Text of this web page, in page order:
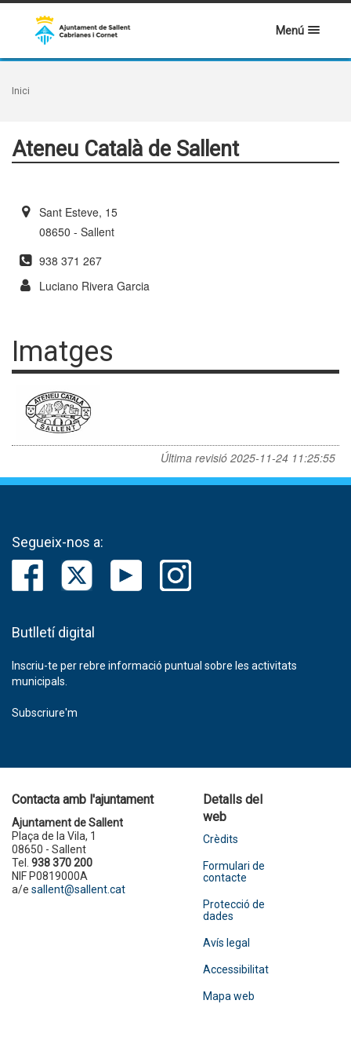
Menú
Inici
Ateneu Català de Sallent
Sant Esteve, 15
08650 - Sallent
938 371 267
Luciano Rivera Garcia
Imatges
Última revisió 2025-11-24 11:25:55
Segueix-nos a:
Butlletí digital
Inscriu-te per rebre informació puntual sobre les activitats
municipals.
Subscriure'm
Contacta amb l'ajuntament
Ajuntament de Sallent
Plaça de la Vila, 1
08650 - Sallent
Tel. 938 370 200
NIF P0819000A
a/e sallent@sallent.cat
Detalls del
web
Crèdits
Formulari de
contacte
Protecció de
dades
Avís legal
Accessibilitat
Mapa web